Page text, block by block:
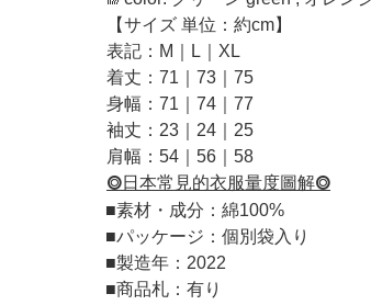
【サイズ 単位：約cm】
表記：M｜L｜XL
着丈：71｜73｜75
身幅：71｜74｜77
袖丈：23｜24｜25
肩幅：54｜56｜58
⭗日本常見的衣服量度圖解⭗
■素材・成分：綿100%
■パッケージ：個別袋入り
■製造年：2022
■商品札：有り